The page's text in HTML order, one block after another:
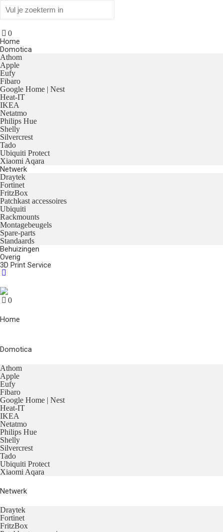
0
Home
Domotica
Athom
Apple
Eufy
Fibaro
Google Home | Nest
Heat-IT
IKEA
Netatmo
Philips Hue
Shelly
Silvercrest
Tado
Ubiquiti Protect
Xiaomi Aqara
Netwerk
Draytek
Fortinet
FritzBox
Patchkast accessoires
Ubiquiti
Rackmounts
Montagebeugels
Spare-parts
Standaards
Behuizingen
Overig
3D Print Service
0
Home
Domotica
Athom
Apple
Eufy
Fibaro
Google Home | Nest
Heat-IT
IKEA
Netatmo
Philips Hue
Shelly
Silvercrest
Tado
Ubiquiti Protect
Xiaomi Aqara
Netwerk
Draytek
Fortinet
FritzBox